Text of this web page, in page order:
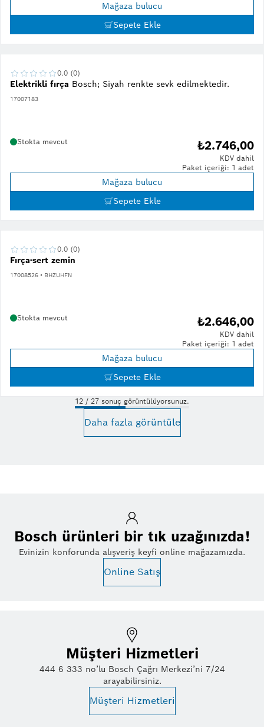
Mağaza bulucu
Sepete Ekle
Elektrikli fırça Bosch; Siyah renkte sevk edilmektedir.
17007183
0.0 (0)
Stokta mevcut ₺2.746,00
KDV dahil
Paket içeriği: 1 adet
Mağaza bulucu
Sepete Ekle
Fırça-sert zemin
17008526 • BHZUHFN
0.0 (0)
Stokta mevcut ₺2.646,00
KDV dahil
Paket içeriği: 1 adet
Mağaza bulucu
Sepete Ekle
12 / 27 sonuç görüntülüyorsunuz.
Daha fazla görüntüle
Bosch ürünleri bir tık uzağınızda!
Evinizin konforunda alışveriş keyfi online mağazamızda.
Online Satış
Müşteri Hizmetleri
444 6 333 no’lu Bosch Çağrı Merkezi’ni 7/24
arayabilirsiniz.
Müşteri Hizmetleri